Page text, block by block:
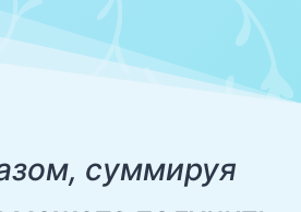
суммируя